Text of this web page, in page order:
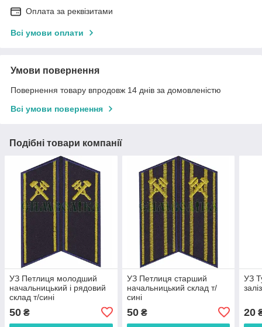
Оплата за реквізитами
Всі умови оплати
Умови повернення
Повернення товару впродовж 14 днів за домовленістю
Всі умови повернення
Подібні товари компанії
УЗ Петлиця молодший
начальницький і рядовий
склад т/сині
50 ₴
УЗ Петлиця старший
начальницький склад т/
сині
50₴
УЗ
20